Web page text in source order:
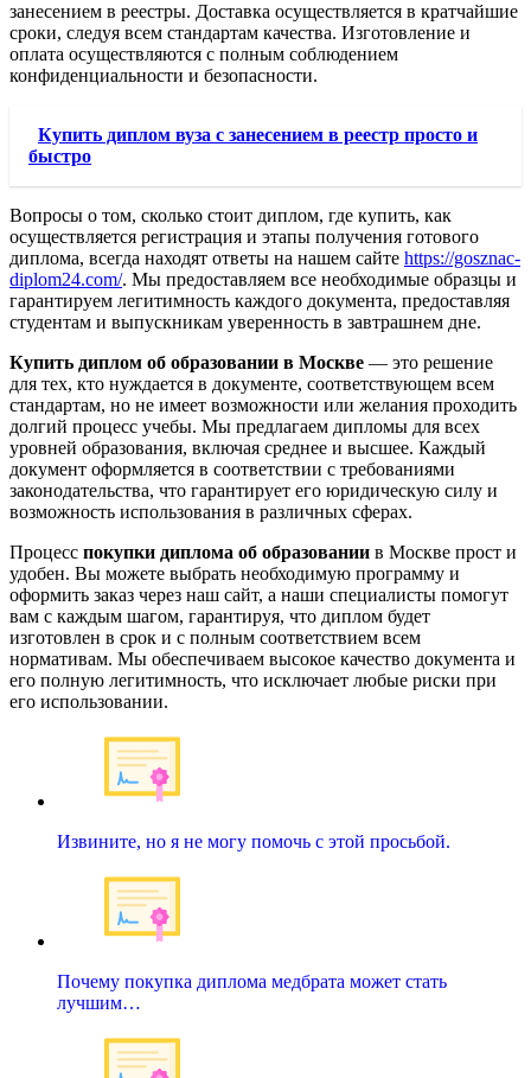
занесением в реестры. Доставка осуществляется в кратчайшие
сроки, следуя всем стандартам качества. Изготовление и
оплата осуществляются с полным соблюдением
конфиденциальности и безопасности.
Купить диплом вуза с занесением в реестр просто и
быстро
Вопросы о том, сколько стоит диплом, где купить, как
осуществляется регистрация и этапы получения готового
диплома, всегда находят ответы на нашем сайте https://gosznac-
diplom24.com/. Мы предоставляем все необходимые образцы и
гарантируем легитимность каждого документа, предоставляя
студентам и выпускникам уверенность в завтрашнем дне.
Купить диплом об образовании в Москве — это решение
для тех, кто нуждается в документе, соответствующем всем
стандартам, но не имеет возможности или желания проходить
долгий процесс учебы. Мы предлагаем дипломы для всех
уровней образования, включая среднее и высшее. Каждый
документ оформляется в соответствии с требованиями
законодательства, что гарантирует его юридическую силу и
возможность использования в различных сферах.
Процесс покупки диплома об образовании в Москве прост и
удобен. Вы можете выбрать необходимую программу и
оформить заказ через наш сайт, а наши специалисты помогут
вам с каждым шагом, гарантируя, что диплом будет
изготовлен в срок и с полным соответствием всем
нормативам. Мы обеспечиваем высокое качество документа и
его полную легитимность, что исключает любые риски при
его использовании.
Извините, но я не могу помочь с этой просьбой.
Почему покупка диплома медбрата может стать
лучшим…